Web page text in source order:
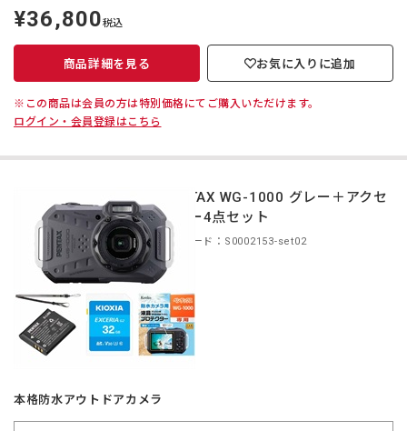
定
価
¥36,800税込
商品詳細を見る お気に入りに追加
※この商品は会員の方は特別価格にてご購入いただけます。
ログイン・会員登録はこちら
PENTAX WG-1000 グレー＋アクセ
サリー4点セット
商品コード：S0002153-set02
本格防水アウトドアカメラ